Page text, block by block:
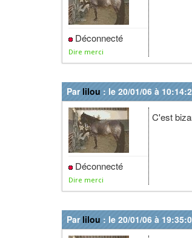
Déconnecté
Dire merci
Par lilou : le 20/01/06 à
Déconnecté
Dire merci
C'est
Par lilou : le 20/01/06 à